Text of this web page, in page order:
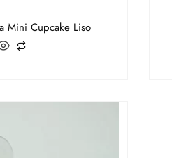
Mini Cupcake Liso